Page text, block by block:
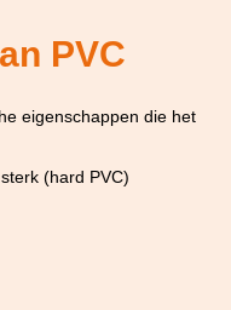
PVC
eigenschappen die het
(hard PVC)